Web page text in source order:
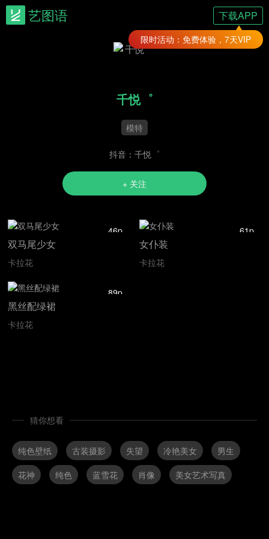
艺图语 下载APP
限时活动：免费体验，7天VIP
千悦゜
模特
抖音：千悦゜
+ 关注
46p
双马尾少女
卡拉花
61p
女仆装
卡拉花
89p
黑丝配绿裙
卡拉花
猜你想看
纯色壁纸 古装摄影 失望 冷艳美女
男生
花神
纯色 蓝雪花 肖像 美女艺术写真